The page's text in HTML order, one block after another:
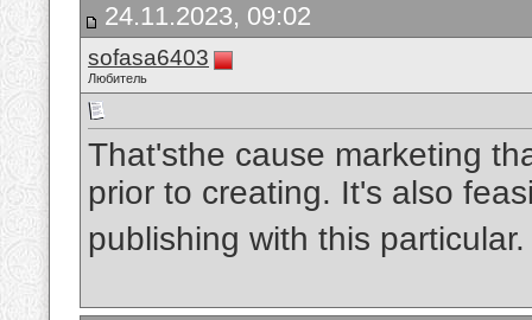
24.11.2023, 09:02
sofasa6403
Любитель
That'sthe cause marketing
prior to creating. It's also
publishing with this